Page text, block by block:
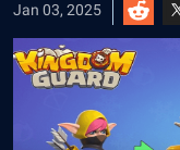
Jan 03, 2025